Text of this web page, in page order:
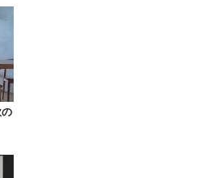
辺の多くの建物が倒壊、火災に遭
な損傷をまぬがれることに。
ントランス前にあった
なか、池から汲み上げた水で懸命
たんだそう。じつはこの池、当初
、ライトが「防災のために」と押
ほとんど無傷で変わらぬ勇姿を見
あびることに。